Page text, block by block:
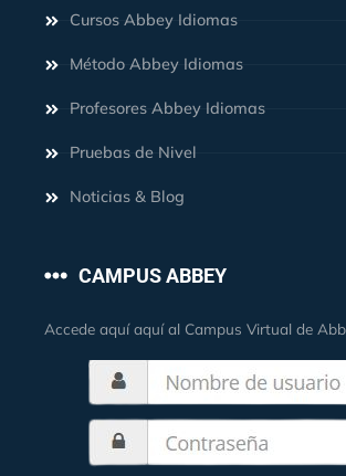
Cursos Abbey Idiomas
Método Abbey Idiomas
Profesores Abbey Idiomas
Pruebas de Nivel
Noticias & Blog
CAMPUS ABBEY
Accede aquí aquí al Campus Virtual de